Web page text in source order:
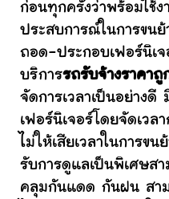
ก่อนทุกครั้งว่าพร้อมใช้
ประสบการณ์ในการขน
ถอด-ประกอบเฟอร์นิเ
บริการรถรับจ้างราคาถู
จัดการเวลาเป็นอย่างดี
เฟอร์นิเจอร์โดยจัดเวล
ไม่ให้เสียเวลาในการข
รับการดูแลเป็นพิเศษส
คลุมกันแดด กันฝน สา